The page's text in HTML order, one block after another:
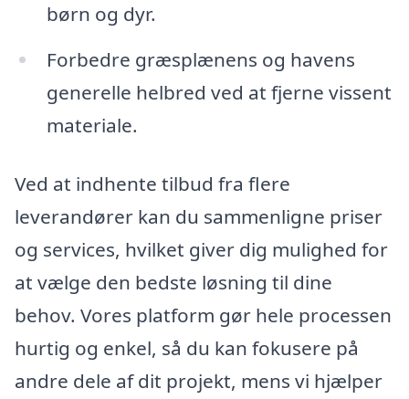
børn og dyr.
Forbedre græsplænens og havens
generelle helbred ved at fjerne vissent
materiale.
Ved at indhente tilbud fra flere
leverandører kan du sammenligne priser
og services, hvilket giver dig mulighed for
at vælge den bedste løsning til dine
behov. Vores platform gør hele processen
hurtig og enkel, så du kan fokusere på
andre dele af dit projekt, mens vi hjælper